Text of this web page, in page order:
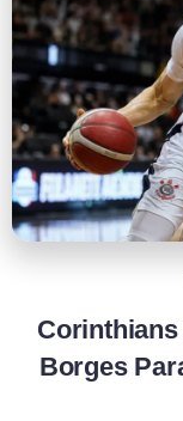
Corinthians
Borges